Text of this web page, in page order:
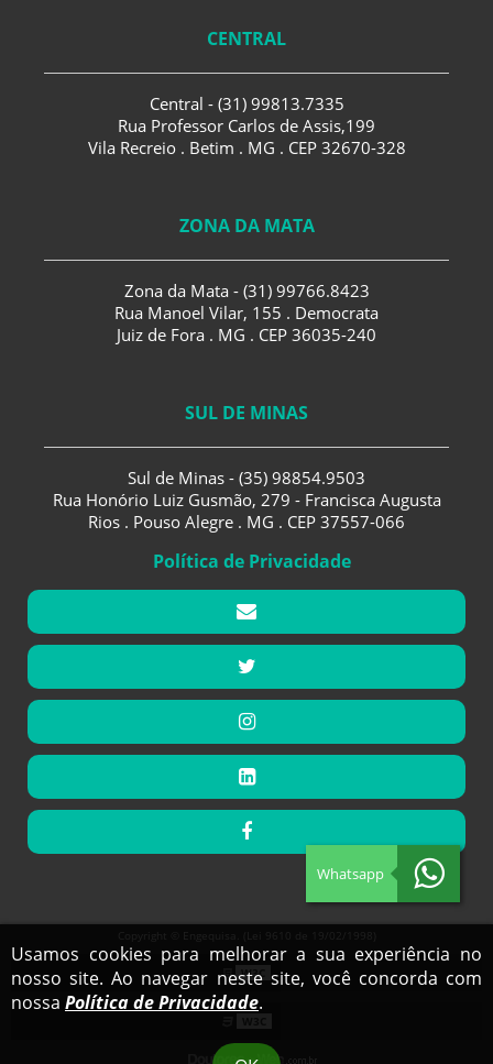
Usamos cookies para melhorar a sua experiência no
nosso site. Ao navegar neste site, você concorda com
nossa Política de Privacidade.
CENTRAL
Central - (31) 99813.7335
Rua Professor Carlos de Assis,199
Vila Recreio . Betim . MG . CEP 32670-328
ZONA DA MATA
Zona da Mata - (31) 99766.8423
Rua Manoel Vilar, 155 . Democrata
Juiz de Fora . MG . CEP 36035-240
SUL DE MINAS
Sul de Minas - (35) 98854.9503
Rua Honório Luiz Gusmão, 279 - Francisca Augusta
Rios . Pouso Alegre . MG . CEP 37557-066
Política de Privacidade
W3C
Whatsapp